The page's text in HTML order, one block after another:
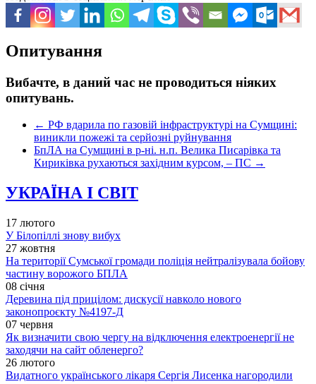
Опитування
Вибачте, в даний час не проводиться ніяких
опитувань.
← РФ вдарила по газовій інфраструктурі на Сумщині:
виникли пожежі та серйозні руйнування
БпЛА на Сумщині в р-ні. н.п. Велика Писарівка та
Кириківка рухаються західним курсом, – ПС →
УКРАЇНА І СВІТ
17 лютого
У Білопіллі знову вибух
27 жовтня
На території Сумської громади поліція нейтралізувала бойову
частину ворожого БПЛА
08 січня
Деревина під прицілом: дискусії навколо нового
законопроєкту №4197-Д
07 червня
Як визначити свою чергу на відключення електроенергії не
заходячи на сайт обленерго?
26 лютого
Видатного українського лікаря Сергія Лисенка нагородили